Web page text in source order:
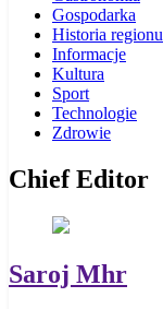
Gospodarka
Historia regionu
Informacje
Kultura
Sport
Technologie
Zdrowie
Chief Editor
Saroj Mhr